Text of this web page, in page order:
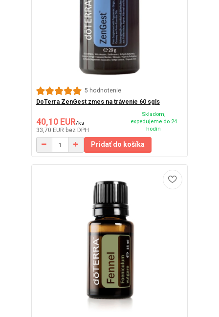
5 hodnotenie
DoTerra ZenGest zmes na trávenie 60 sgls
40,10 EUR/ks
33,70 EUR bez DPH
Skladom,
expedujeme do 24
hodín
Pridať do košíka